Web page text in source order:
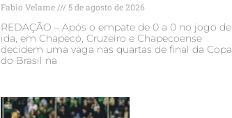
Fabio Velame 5 de agosto de 2026
REDAÇÃO – Após o empate de 0 a 0 no jogo de
ida, em Chapecó, Cruzeiro e Chapecoense
decidem uma vaga nas quartas de final da Copa
do Brasil na